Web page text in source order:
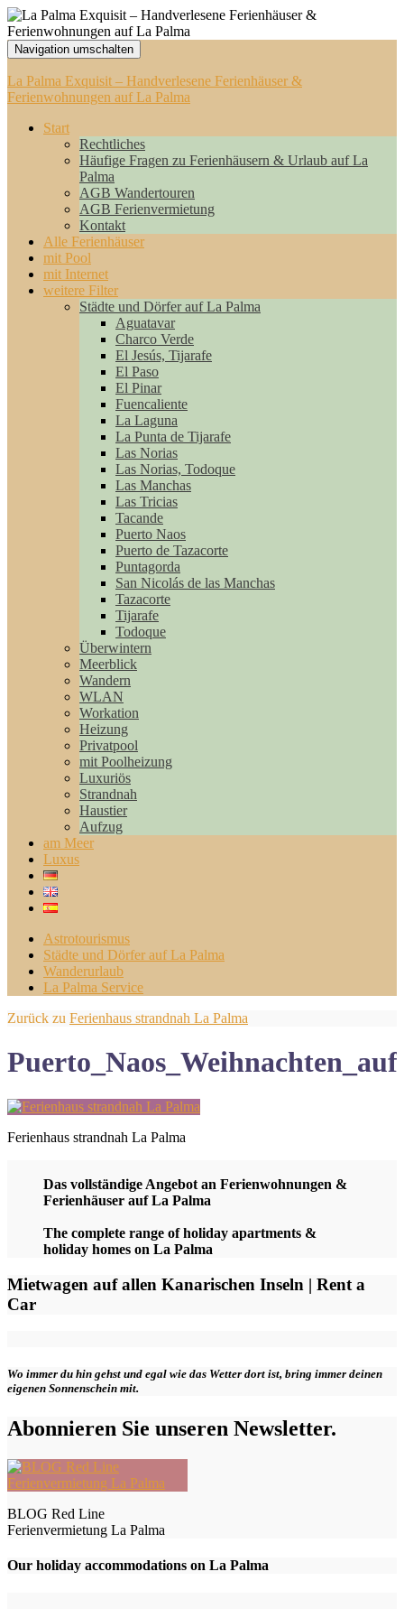
Navigation umschalten
La Palma Exquisit – Handverlesene Ferienhäuser &
Ferienwohnungen auf La Palma
Start
Rechtliches
Häufige Fragen zu Ferienhäusern & Urlaub auf La
Palma
AGB Wandertouren
AGB Ferienvermietung
Kontakt
Alle Ferienhäuser
mit Pool
mit Internet
weitere Filter
Städte und Dörfer auf La Palma
Aguatavar
Charco Verde
El Jesús, Tijarafe
El Paso
El Pinar
Fuencaliente
La Laguna
La Punta de Tijarafe
Las Norias
Las Norias, Todoque
Las Manchas
Las Tricias
Tacande
Puerto Naos
Puerto de Tazacorte
Puntagorda
San Nicolás de las Manchas
Tazacorte
Tijarafe
Todoque
Überwintern
Meerblick
Wandern
WLAN
Workation
Heizung
Privatpool
mit Poolheizung
Luxuriös
Strandnah
Haustier
Aufzug
am Meer
Luxus
Astrotourismus
Städte und Dörfer auf La Palma
Wanderurlaub
La Palma Service
Zurück zu Ferienhaus strandnah La Palma
Ferienhaus strandnah La Palma
Das vollständige Angebot an Ferienwohnungen &
Ferienhäuser auf La Palma
The complete range of holiday apartments &
holiday homes on La Palma
Mietwagen auf allen Kanarischen Inseln | Rent a
Car
Wo immer du hin gehst und egal wie das Wetter dort ist, bring immer deinen
eigenen Sonnenschein mit.
Abonnieren Sie unseren Newsletter.
BLOG Red Line
Ferienvermietung La Palma
Our holiday accommodations on La Palma